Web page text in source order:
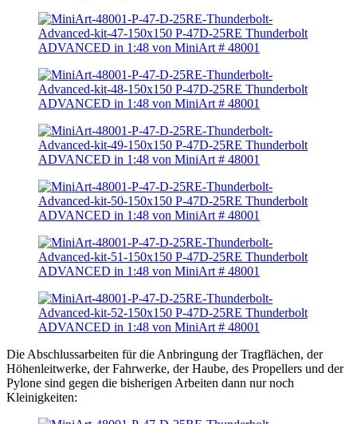
Die Abschlussarbeiten für die Anbringung der Tragflächen, der
Höhenleitwerke, der Fahrwerke, der Haube, des Propellers und der
Pylone sind gegen die bisherigen Arbeiten dann nur noch
Kleinigkeiten: